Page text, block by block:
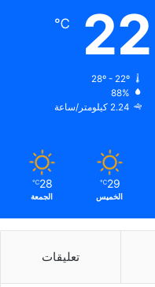
22
℃
28º - 22º
88%
2.24 كيلومتر/ساعة
29
℃
الخميس
28
℃
الجمعة
تعليقات